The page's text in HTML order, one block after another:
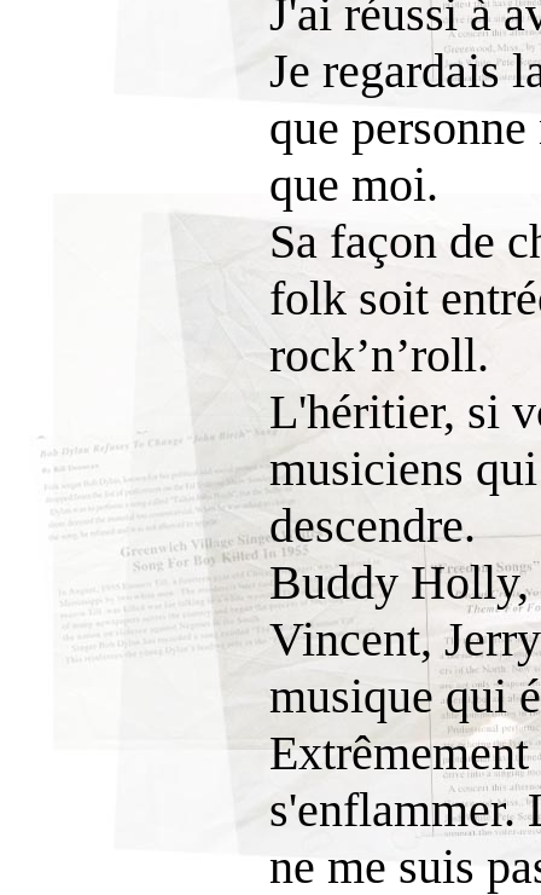
J'ai réussi à
Je regardais
que
que moi.
Sa façon de
folk soit
rock’n’roll.
L'héritier, si
musiciens
descendre.
Buddy Holly,
Vincent,
musique qui
s'enflammer.
ne me suis